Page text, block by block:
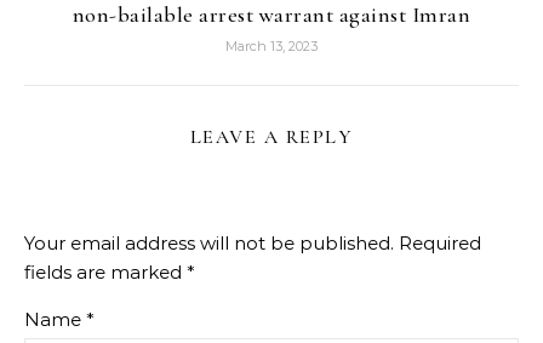
non-bailable arrest warrant against Imran
March 13, 2023
LEAVE A REPLY
Your email address will not be published. Required
fields are marked *
Name *